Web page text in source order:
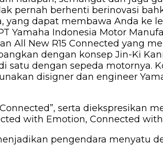
pernah berhenti berinovasi
dapat membawa Anda ke
Yamaha Indonesia Motor
All New R15 Connected yang
dengan konsep Jin-Ki
satu dengan sepeda motornya.
disigner dan engineer
serta diekspresikan
with Emotion, Connected
pengendara menyatu